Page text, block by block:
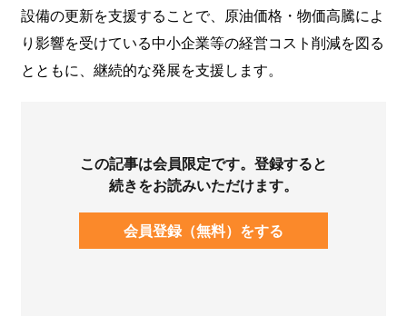
設備の更新を支援することで、原油価格・物価高騰によ
り影響を受けている中小企業等の経営コスト削減を図る
とともに、継続的な発展を支援します。
この記事は会員限定です。登録すると
続きをお読みいただけます。
会員登録（無料）をする